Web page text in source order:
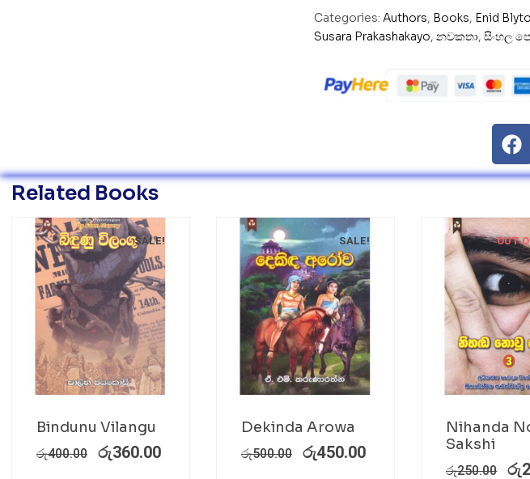
Categories: Authors, Books, Enid
Susara Prakashakayo,නවකතා,සිංහල
Related Books
SALE!
Bindunu Vilangu
රු400.00 රු360.00
SALE!
Dekinda Arowa
රු500.00 රු450.00
OUT
Nihanda
Sakshi
රු250.00 රු